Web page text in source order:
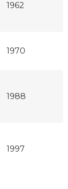
1962
1970
1988
1997